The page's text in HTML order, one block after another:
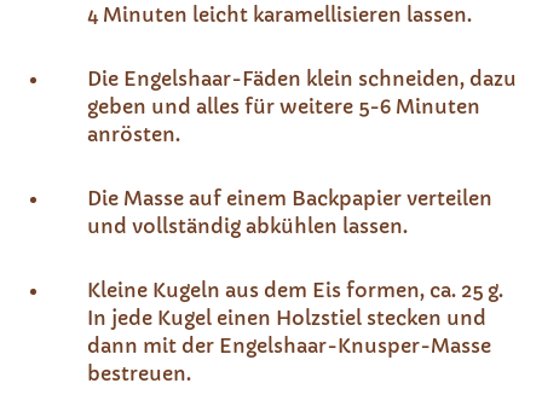
4 Minuten leicht karamellisieren lassen.
Die Engelshaar-Fäden klein schneiden, dazu
geben und alles für weitere 5-6 Minuten
anrösten.
Die Masse auf einem Backpapier verteilen
und vollständig abkühlen lassen.
Kleine Kugeln aus dem Eis formen, ca. 25 g.
In jede Kugel einen Holzstiel stecken und
dann mit der Engelshaar-Knusper-Masse
bestreuen.